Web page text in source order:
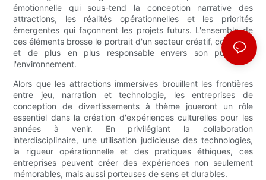
émotionnelle qui sous-tend la conception narrative des
attractions, les réalités opérationnelles et les priorités
émergentes qui façonnent les projets futurs. L'ensemble de
ces éléments brosse le portrait d'un secteur créatif, complexe
et de plus en plus responsable envers son public et
l'environnement.
Alors que les attractions immersives brouillent les frontières
entre jeu, narration et technologie, les entreprises de
conception de divertissements à thème joueront un rôle
essentiel dans la création d'expériences culturelles pour les
années à venir. En privilégiant la collaboration
interdisciplinaire, une utilisation judicieuse des technologies,
la rigueur opérationnelle et des pratiques éthiques, ces
entreprises peuvent créer des expériences non seulement
mémorables, mais aussi porteuses de sens et durables.